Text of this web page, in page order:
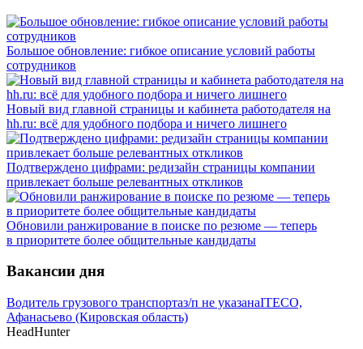
Большое обновление: гибкое описание условий работы
сотрудников
Новый вид главной страницы и кабинета работодателя на
hh.ru: всё для удобного подбора и ничего лишнего
Подтверждено цифрами: редизайн страницы компании
привлекает больше релевантных откликов
Обновили ранжирование в поиске по резюме — теперь
в приоритете более общительные кандидаты
Вакансии дня
Водитель грузового транспортаз/п не указанаITECO,
Афанасьево (Кировская область)
HeadHunter